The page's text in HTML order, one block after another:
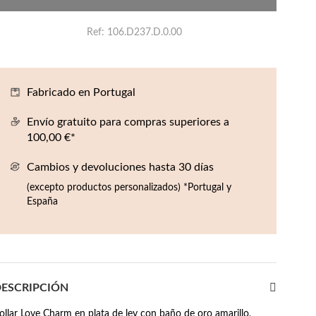
Ref 106.D237.D.0.00
Fabricado en Portugal
Envío gratuito para compras superiores a
100,00 €*
Cambios y devoluciones hasta 30 días
(excepto productos personalizados) *Portugal y
España
Love Charm en plata de ley con baño de oro amarillo,